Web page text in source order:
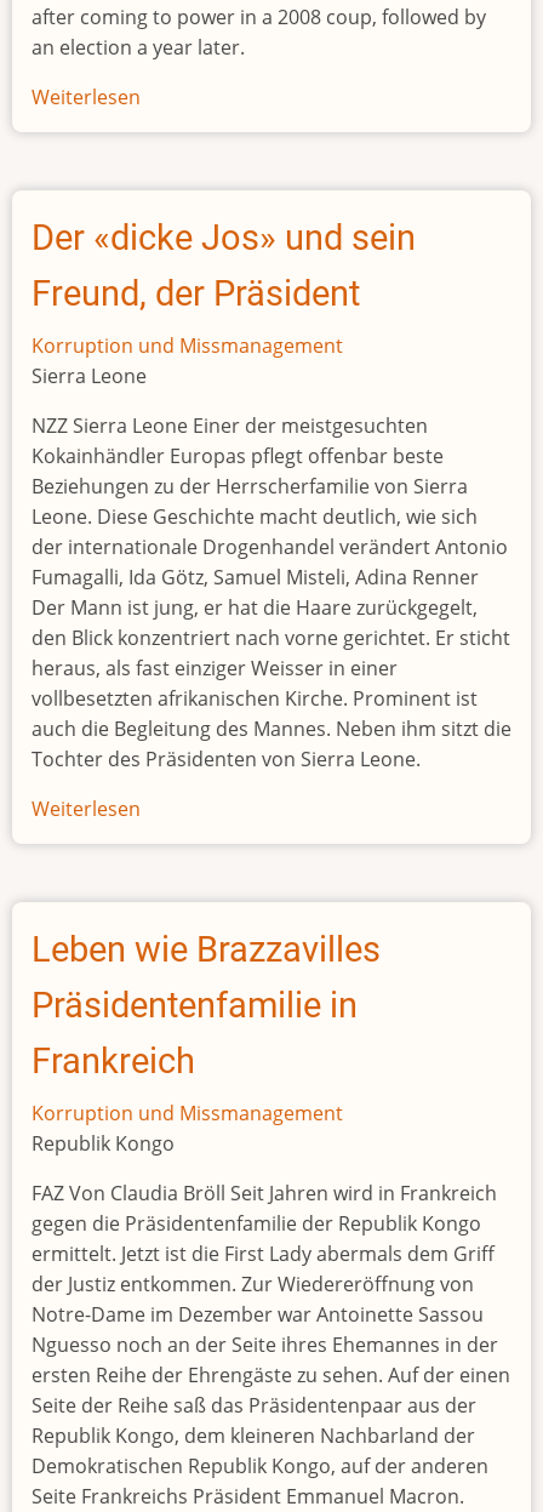
after coming to power in a 2008 coup, followed by
an election a year later.
Weiterlesen
Former
president
jailed
for
years
following
appeal
Der «dicke Jos» und sein
Freund, der Präsident
Korruption und Missmanagement
Sierra Leone
NZZ Sierra Leone Einer der meistgesuchten
Kokainhändler Europas pflegt offenbar beste
Beziehungen zu der Herrscherfamilie von Sierra
Leone. Diese Geschichte macht deutlich, wie sich
der internationale Drogenhandel verändert Antonio
Fumagalli, Ida Götz, Samuel Misteli, Adina Renner
Der Mann ist jung, er hat die Haare zurückgegelt,
den Blick konzentriert nach vorne gerichtet. Er sticht
heraus, als fast einziger Weisser in einer
vollbesetzten afrikanischen Kirche. Prominent ist
auch die Begleitung des Mannes. Neben ihm sitzt die
Tochter des Präsidenten von Sierra Leone.
Weiterlesen
Der
Jos»
und
sein
Freund,
der
Präsident
Leben wie Brazzavilles
Präsidentenfamilie in
Frankreich
Korruption und Missmanagement
Republik Kongo
FAZ Von Claudia Bröll Seit Jahren wird in Frankreich
gegen die Präsidentenfamilie der Republik Kongo
ermittelt. Jetzt ist die First Lady abermals dem Griff
der Justiz entkommen. Zur Wiedereröffnung von
Notre-Dame im Dezember war Antoinette Sassou
Nguesso noch an der Seite ihres Ehemannes in der
ersten Reihe der Ehrengäste zu sehen. Auf der einen
Seite der Reihe saß das Präsidentenpaar aus der
Republik Kongo, dem kleineren Nachbarland der
Demokratischen Republik Kongo, auf der anderen
Seite Frankreichs Präsident Emmanuel Macron.